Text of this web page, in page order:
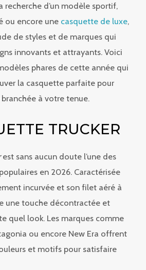
recherche d’un modèle sportif,
ou encore une casquette de luxe,
de styles et de marques qui
innovants et attrayants. Voici
phares de cette année qui
la casquette parfaite pour
à votre tenue.
TRUCKER
est sans aucun doute l’une des
en 2026. Caractérisée
incurvée et son filet aéré à
une touche décontractée et
quel look. Les marques comme
ou encore New Era offrent
et motifs pour satisfaire